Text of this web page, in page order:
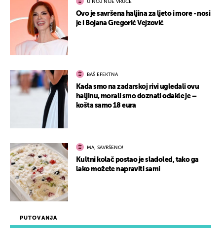
PUTOVANJA
U NOJ NIJE VRUĆE
Ovo je savršena haljina za ljeto i more - nosi
je i Bojana Gregorić Vejzović
BAŠ EFEKTNA
Kada smo na zadarskoj rivi ugledali ovu
haljinu, morali smo doznati odakle je –
košta samo 18 eura
MA, SAVRŠENO!
Kultni kolač postao je sladoled, tako ga
lako možete napraviti sami